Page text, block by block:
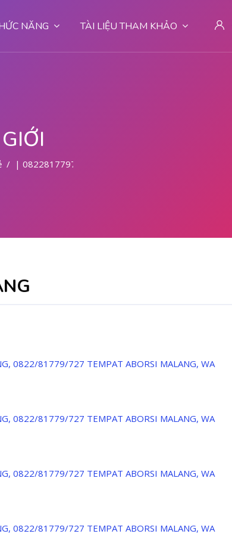
NĂNG TÀI LIỆU THAM KHẢO
| 082281779727 DOKTER ABORSI DI MALANG
0822/81779/727 TEMPAT ABORSI MALANG, WA
0822/81779/727 TEMPAT ABORSI MALANG, WA
0822/81779/727 TEMPAT ABORSI MALANG, WA
0822/81779/727 TEMPAT ABORSI MALANG, WA